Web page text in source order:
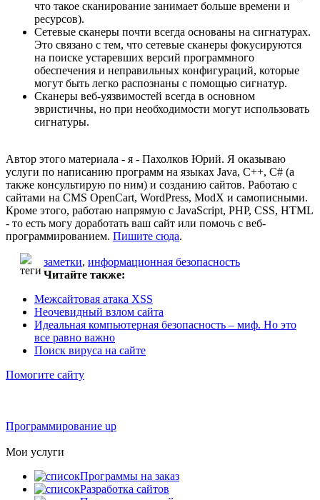
что такое сканирование занимает больше времени и
ресурсов).
Сетевые сканеры почти всегда основаны на сигнатурах.
Это связано с тем, что сетевые сканеры фокусируются
на поиске устаревших версий программного
обеспечения и неправильных конфигураций, которые
могут быть легко распознаны с помощью сигнатур.
Сканеры веб-уязвимостей всегда в основном
эвристичны, но при необходимости могут использовать
сигнатуры.
Автор этого материала - я - Пахолков Юрий. Я оказываю
услуги по написанию программ на языках Java, C++, C# (а
также консультирую по ним) и созданию сайтов. Работаю с
сайтами на CMS OpenCart, WordPress, ModX и самописными.
Кроме этого, работаю напрямую с JavaScript, PHP, CSS, HTML
- то есть могу доработать ваш сайт или помочь с веб-
программированием. Пишите сюда.
заметки, информационная безопасность
Читайте также:
Межсайтовая атака XSS
Неочевидный взлом сайта
Идеальная компьютерная безопасность – миф. Но это
все равно важно
Поиск вируса на сайте
Помогите сайту
Программирование up
Мои услуги
Программы на заказ
Разработка сайтов